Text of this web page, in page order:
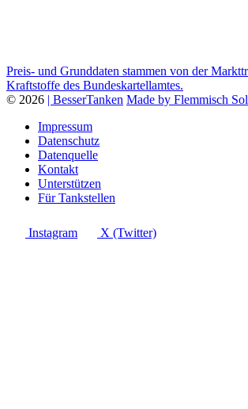
Preis- und Grunddaten stammen von der
Kraftstoffe des Bundeskartellamtes.
© 2026 | BesserTanken Made by Flemmisch
Impressum
Datenschutz
Datenquelle
Kontakt
Unterstützen
Für Tankstellen
Instagram X (Twitter)